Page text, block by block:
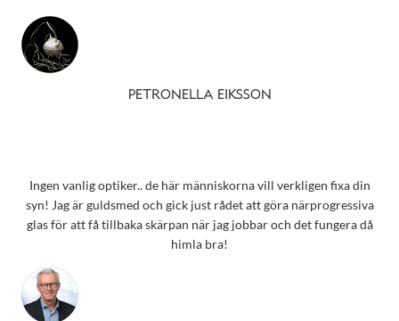
PETRONELLA EIKSSON
Ingen vanlig optiker.. de här människorna vill verkligen fixa din
syn! Jag är guldsmed och gick just rådet att göra närprogressiva
glas för att få tillbaka skärpan när jag jobbar och det fungera då
himla bra!